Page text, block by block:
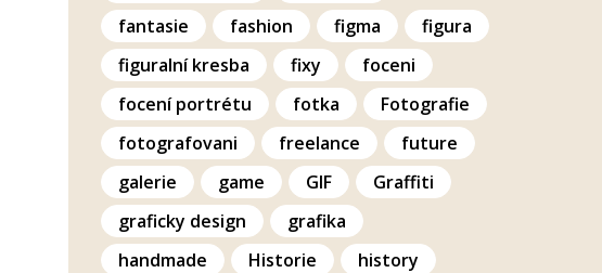
fantasie
fashion figma
figura
figuralní kresba
fixy
foceni
focení portrétu
fotka
Fotografie
fotografovani
freelance
future
galerie
game GIF
Graffiti
graficky design
grafika
handmade
Historie
history